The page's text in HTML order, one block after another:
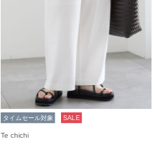
タイムセール対象 SALE
Te chichi